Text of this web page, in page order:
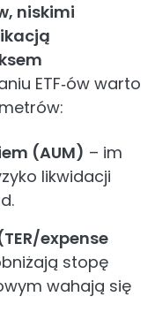
niskimi
ETF‑ów warto
(AUM) – im
likwidacji
expense
stopę
wahają się